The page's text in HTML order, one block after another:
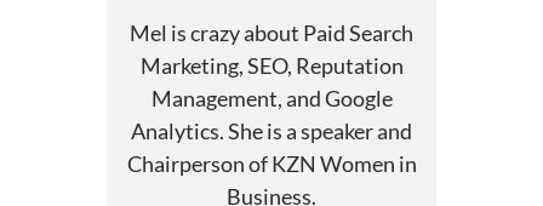
Mel is crazy about Paid Search
Marketing, SEO, Reputation
Management, and Google
Analytics. She is a speaker and
Chairperson of KZN Women in
Business.